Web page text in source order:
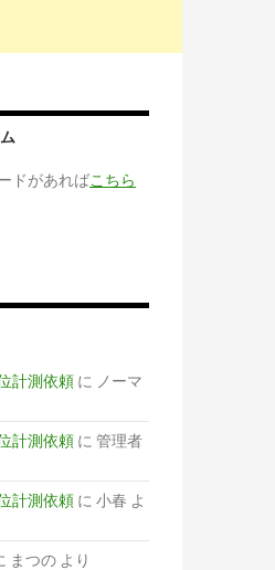
ドがあればこちら
計測依頼 に ノーマ
計測依頼 に 管理者
計測依頼 に 小春 よ
まつの より